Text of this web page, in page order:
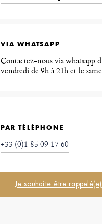
VIA WHATSAPP
Contactez-nous via whatsapp
vendredi de 9h à 21h et le
PAR TÉLÉPHONE
+33 (0)1 85 09 17 60
Je souhaite être rappelé(e)